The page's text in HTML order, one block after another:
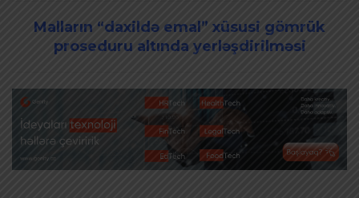
Malların “daxildə emal” xüsusi gömrük
proseduru altında yerləşdirilməsi